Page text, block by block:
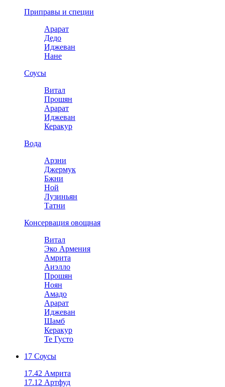
Приправы и специи
Арарат
Дедо
Иджеван
Нане
Соусы
Витал
Прошян
Арарат
Иджеван
Керакур
Вода
Арзни
Джермук
Бжни
Ной
Лузиньян
Татни
Консервация овощная
Витал
Эко Армения
Амрита
Аиэлло
Прошян
Ноян
Амадо
Арарат
Иджеван
Шамб
Керакур
Те Густо
17 Соусы
17.42 Амрита
17.12 Артфуд